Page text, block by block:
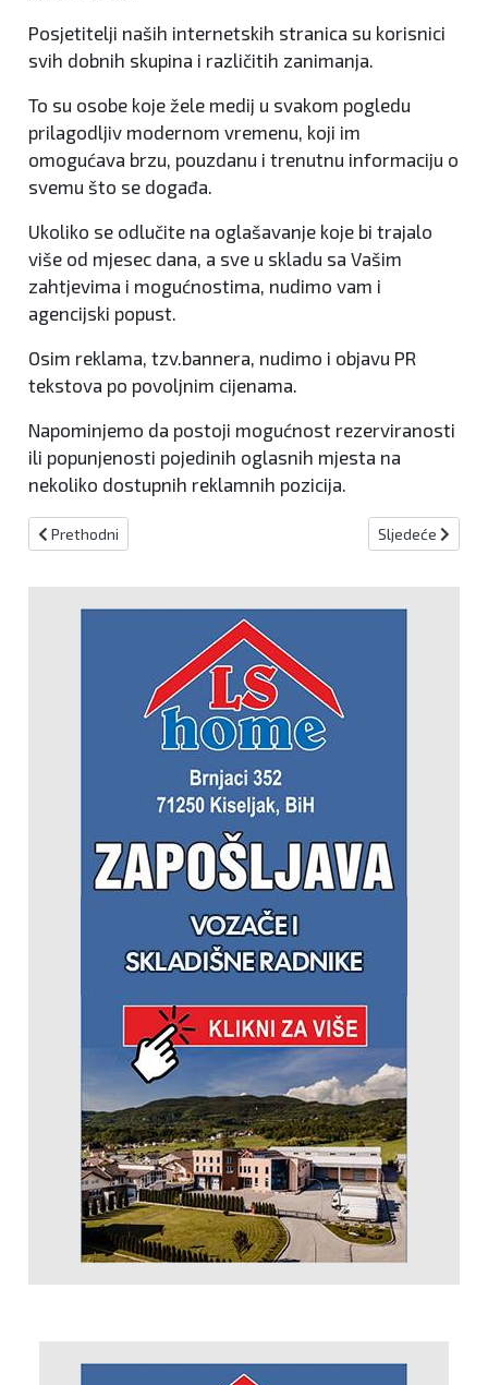
Posjetitelji naših internetskih stranica su korisnici
svih dobnih skupina i različitih zanimanja.
To su osobe koje žele medij u svakom pogledu
prilagodljiv modernom vremenu, koji im
omogućava brzu, pouzdanu i trenutnu informaciju o
svemu što se događa.
Ukoliko se odlučite na oglašavanje koje bi trajalo
više od mjesec dana, a sve u skladu sa Vašim
zahtjevima i mogućnostima, nudimo vam i
agencijski popust.
Osim reklama, tzv.bannera, nudimo i objavu PR
tekstova po povoljnim cijenama.
Napominjemo da postoji mogućnost rezerviranosti
ili popunjenosti pojedinih oglasnih mjesta na
nekoliko dostupnih reklamnih pozicija.
Prethodni članak: UVJETI KORIŠTENJA
Prethodni Sljedeći članak:
Sljedeće